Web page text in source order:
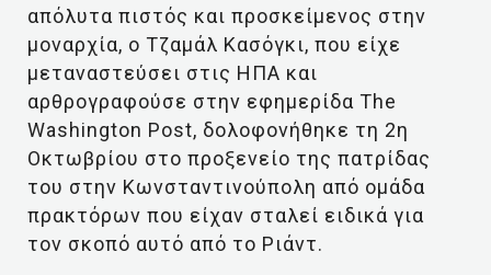
απόλυτα πιστός και προσκείμενος στην
μοναρχία, ο Τζαμάλ Κασόγκι, που είχε
μεταναστεύσει στις ΗΠΑ και
αρθρογραφούσε στην εφημερίδα The
Washington Post, δολοφονήθηκε τη 2η
Οκτωβρίου στο προξενείο της πατρίδας
του στην Κωνσταντινούπολη από ομάδα
πρακτόρων που είχαν σταλεί ειδικά για
τον σκοπό αυτό από το Ριάντ.